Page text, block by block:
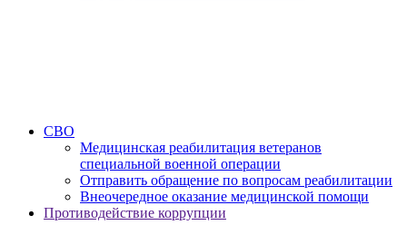
СВО
Медицинская реабилитация ветеранов
специальной военной операции
Отправить обращение по вопросам реабилитации
Внеочередное оказание медицинской помощи
Противодействие коррупции